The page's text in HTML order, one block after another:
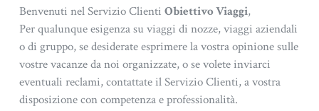
Benvenuti nel Servizio Clienti Obiettivo Viaggi,
Per qualunque esigenza su viaggi di nozze, viaggi aziendali
o di gruppo, se desiderate esprimere la vostra opinione sulle
vostre vacanze da noi organizzate, o se volete inviarci
eventuali reclami, contattate il Servizio Clienti, a vostra
disposizione con competenza e professionalità.